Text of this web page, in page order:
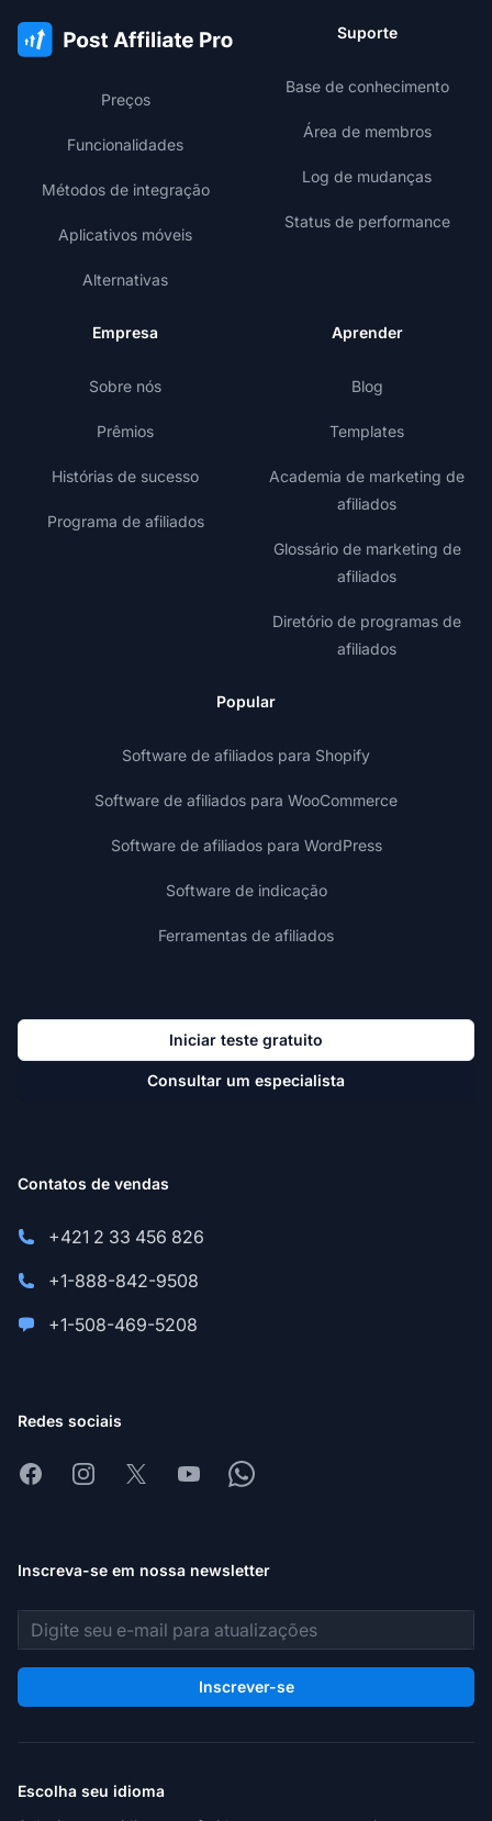
Preços
Funcionalidades
Métodos de integração
Aplicativos móveis
Alternativas
Suporte
Base de conhecimento
Área de membros
Log de mudanças
Status de performance
Empresa
Sobre nós
Prêmios
Histórias de sucesso
Programa de afiliados
Aprender
Blog
Templates
Academia de marketing de
afiliados
Glossário de marketing de
afiliados
Diretório de programas de
afiliados
Popular
Software de afiliados para Shopify
Software de afiliados para WooCommerce
Software de afiliados para WordPress
Software de indicação
Ferramentas de afiliados
Iniciar teste gratuito
Consultar um especialista
Contatos de vendas
+421 2 33 456 826
+1-888-842-9508
+1-508-469-5208
Redes sociais
FacebookInstagram
X YoutubeWhatsapp
Inscreva-se em nossa newsletter
Endereço de e-mail
Inscrever-se
Escolha seu idioma